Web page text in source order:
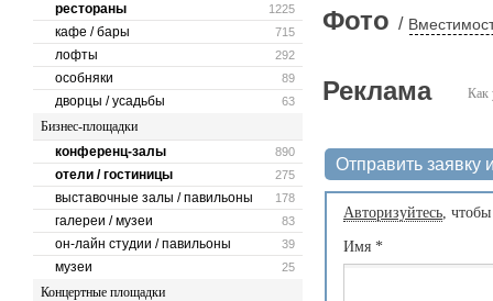
1225
рестораны
715
кафе / бары
292
лофты
89
особняки
63
дворцы / усадьбы
Бизнес-площадки
890
конференц-залы
275
отели / гостиницы
178
выставочные залы / павильоны
83
галереи / музеи
39
он-лайн студии / павильоны
25
музеи
Концертные площадки
Фото /
Как
Реклама
Отправить заявку
Авторизуйтесь,
Имя *